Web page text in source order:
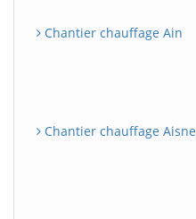
Chantier chauffage Ain
Chantier chauffage Aisne